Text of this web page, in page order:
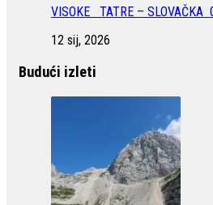
VISOKE TATRE – SLOVAČKA
12 sij, 2026
Budući izleti